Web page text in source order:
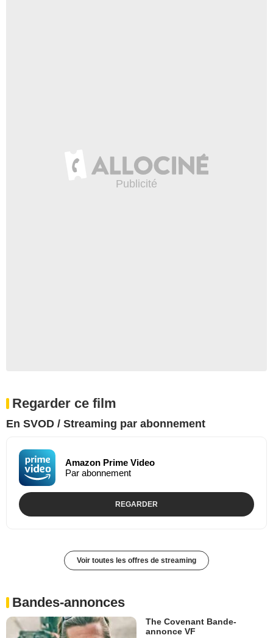
Regarder ce film
En SVOD / Streaming par abonnement
Amazon Prime Video
Par abonnement
REGARDER
Voir toutes les offres de streaming
Bandes-annonces
The Covenant Bande-
annonce VF